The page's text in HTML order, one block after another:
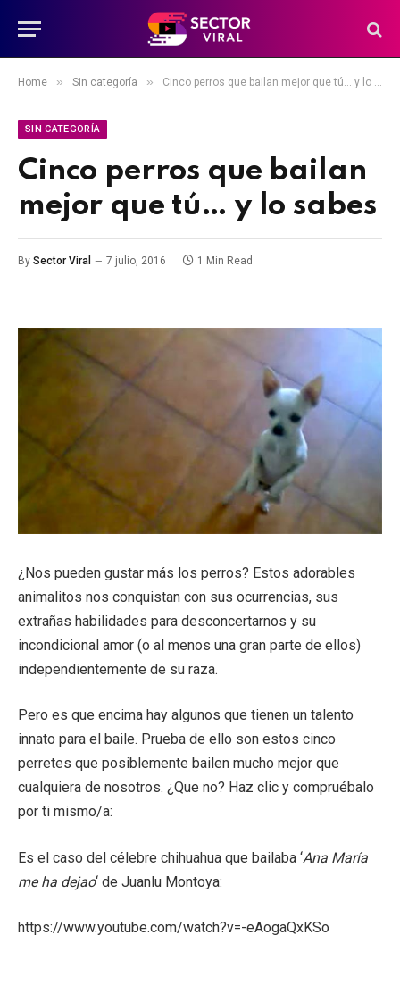
Home » Sin categoría » Cinco perros que bailan mejor que tú… y lo sabes
SIN CATEGORÍA
Cinco perros que bailan
mejor que tú… y lo sabes
By Sector Viral 7 julio, 2016 1 Min Read
¿Nos pueden gustar más los perros? Estos adorables
animalitos nos conquistan con sus ocurrencias, sus
extrañas habilidades para desconcertarnos y su
incondicional amor (o al menos una gran parte de ellos)
independientemente de su raza.
Pero es que encima hay algunos que tienen un talento
innato para el baile. Prueba de ello son estos cinco
perretes que posiblemente bailen mucho mejor que
cualquiera de nosotros. ¿Que no? Haz clic y compruébalo
por ti mismo/a:
Es el caso del célebre chihuahua que bailaba ‘Ana María
me ha dejao‘ de Juanlu Montoya:
https://www.youtube.com/watch?v=-eAogaQxKSo